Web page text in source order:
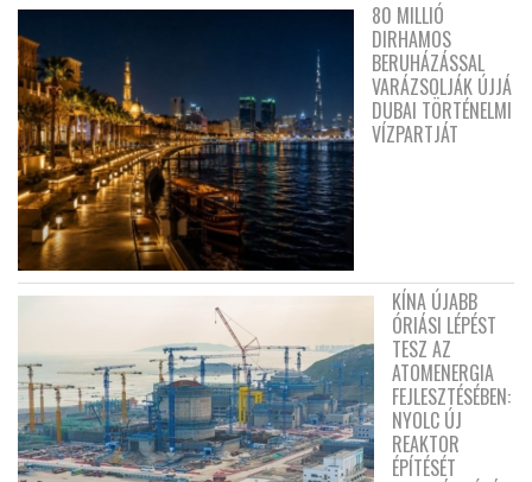
80 MILLIÓ
DIRHAMOS
BERUHÁZÁSSAL
VARÁZSOLJÁK ÚJJÁ
DUBAI TÖRTÉNELMI
VÍZPARTJÁT
KÍNA ÚJABB
ÓRIÁSI LÉPÉST
TESZ AZ
ATOMENERGIA
FEJLESZTÉSÉBEN:
NYOLC ÚJ
REAKTOR
ÉPÍTÉSÉT